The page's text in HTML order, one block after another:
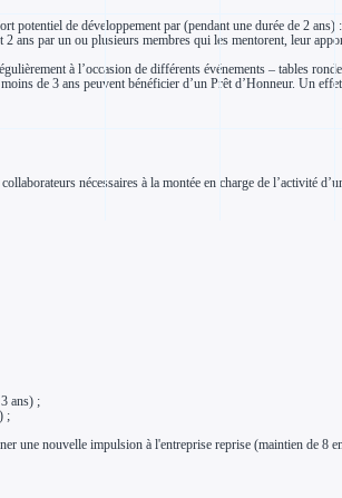
potentiel de développement par (pendant une durée de 2 ans) :
ans par un ou plusieurs membres qui les mentorent, leur
à l’occasion de différents événements – tables
de 3 ans peuvent bénéficier d’un Prêt d’Honneur. Un
nécessaires à la montée en charge de l’activité
ans) ;
;
une nouvelle impulsion à l'entreprise reprise (maintien de 8